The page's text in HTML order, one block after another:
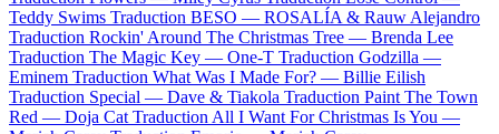
Teddy Swims Traduction BESO — ROSALÍA & Rauw Alejandro
Traduction Rockin' Around The Christmas Tree — Brenda Lee
Traduction The Magic Key — One-T Traduction Godzilla —
Eminem Traduction What Was I Made For? — Billie Eilish
Traduction Special — Dave & Tiakola Traduction Paint The Town
Red — Doja Cat Traduction All I Want For Christmas Is You —